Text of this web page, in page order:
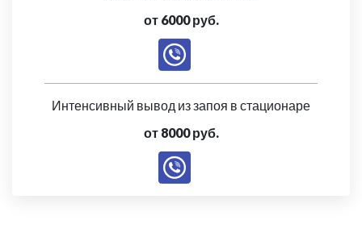
от 6000 руб.
Интенсивный вывод из запоя в стационаре
от 8000 руб.